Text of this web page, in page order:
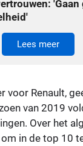
'Gaan
Lees meer
voor Renault,
van 2019
Over het
in de top 10